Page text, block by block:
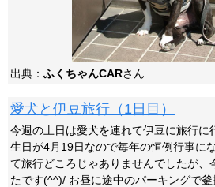
出典： ふくちゃんCARさん
愛犬と伊豆旅行（1日目）
今週の土日は愛犬を連れて伊豆に旅行に
生日が4月19日なので毎年の恒例行事に
て旅行どころじゃありませんでしたが、
たです(^^)/ お昼に途中のパーキングで